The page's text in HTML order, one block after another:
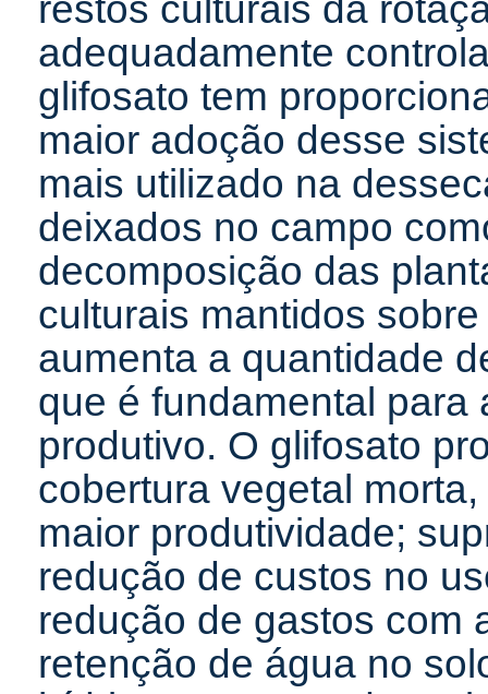
adequadamente
glifosato tem
maior adoção desse
mais utilizado na
deixados no campo
decomposição das
culturais mantidos
aumenta a quantidade
que é fundamental para
produtivo. O glifosato
cobertura vegetal
maior produtividade;
redução de custos no
redução de gastos com
retenção de água no